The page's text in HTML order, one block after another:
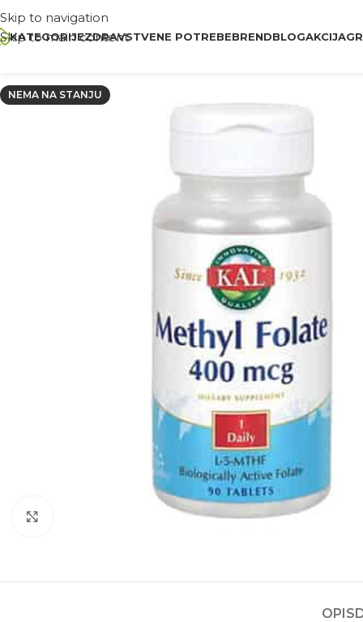
Skip to navigation
Skip to main content
KATEGORIJEZDRAVSTVENE POTREBEBRENDBLOGAKCIJA
NEMA NA STANJU
OPIS